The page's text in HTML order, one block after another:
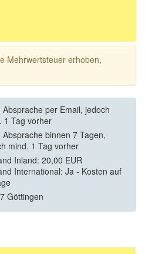
Mehrwertsteuer erhoben,
Absprache per Email, jedoch
1 Tag vorher
Absprache binnen 7 Tagen,
mind. 1 Tag vorher
Inland: 20,00 EUR
International: Ja - Kosten auf
Göttingen